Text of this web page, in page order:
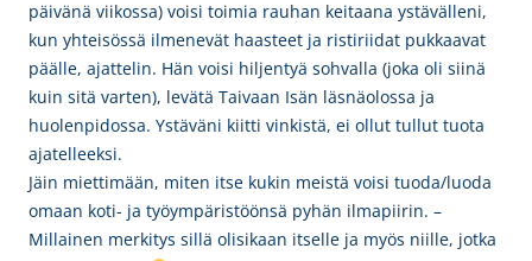
päivänä viikossa) voisi toimia rauhan keitaana ystävälleni,
kun yhteisössä ilmenevät haasteet ja ristiriidat pukkaavat
päälle, ajattelin. Hän voisi hiljentyä sohvalla (joka oli siinä
kuin sitä varten), levätä Taivaan Isän läsnäolossa ja
huolenpidossa. Ystäväni kiitti vinkistä, ei ollut tullut tuota
ajatelleeksi.
Jäin miettimään, miten itse kukin meistä voisi tuoda/luoda
omaan koti- ja työympäristöönsä pyhän ilmapiirin. –
Millainen merkitys sillä olisikaan itselle ja myös niille, jotka